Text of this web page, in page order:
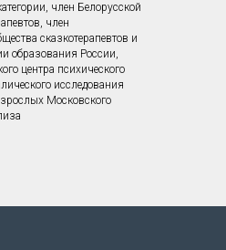
член Белорусской
член
сказкотерапевтов и
образования России,
центра психического
исследования
Московского